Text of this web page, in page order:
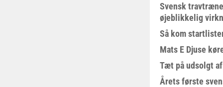
Svensk
øjeblikkelig
Så kom
Mats E Djuse
Tæt på udsolgt
Årets første